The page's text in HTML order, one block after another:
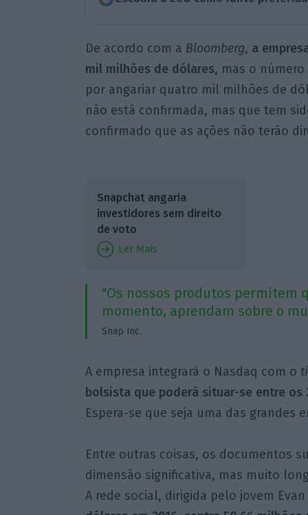
De acordo com a Bloomberg, a
mil milhões de dólares, mas o
por angariar quatro mil milhões de
não está confirmada, mas que tem
confirmado que as ações não terão
Snapchat angaria
investidores sem direito
de voto
Ler Mais
"Os nossos produtos permitem
momento, aprendam sobre o
Snap Inc.
A empresa integrará o Nasdaq com o
bolsista que poderá situar-se entre
Espera-se que seja uma das grandes
Entre outras coisas, os documentos
dimensão significativa, mas muito
A rede social, dirigida pelo jovem Evan